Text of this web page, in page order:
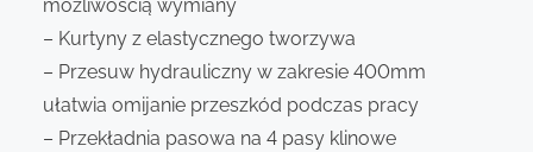
możliwością wymiany
– Kurtyny z elastycznego tworzywa
– Przesuw hydrauliczny w zakresie 400mm
ułatwia omijanie przeszkód podczas pracy
– Przekładnia pasowa na 4 pasy klinowe